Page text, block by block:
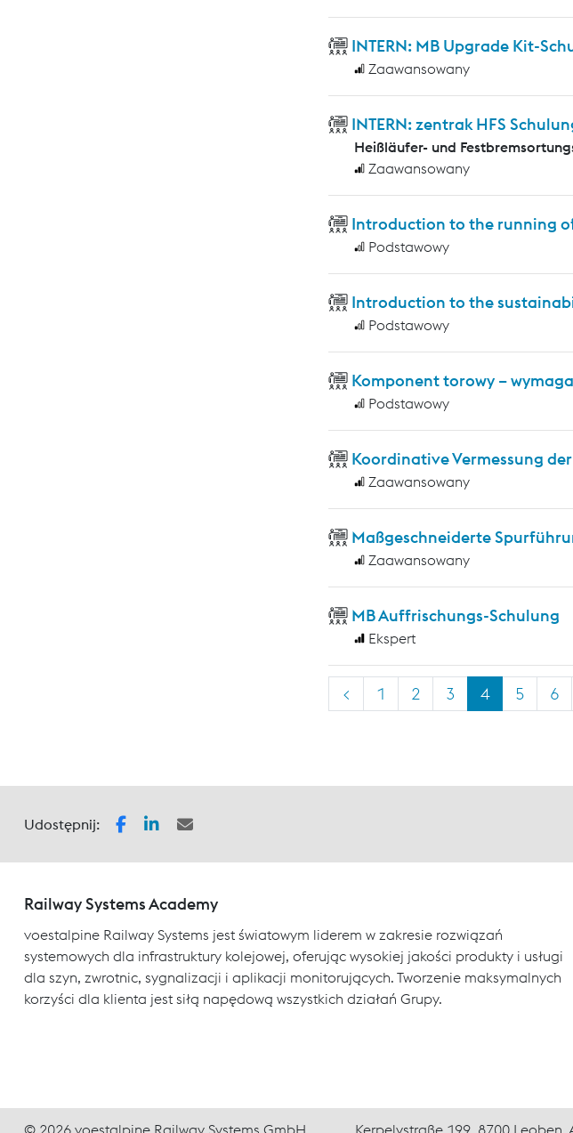
INTERN: MB Upgrade Kit-
Zaawansowany
INTERN: zentrak HFS
Heißläufer- und
Zaawansowany
Introduction to the running
Podstawowy
Introduction to the
Podstawowy
Komponent torowy –
Podstawowy
Koordinative Vermessung
Zaawansowany
Maßgeschneiderte
Zaawansowany
MB Auffrischungs-Schulung
Ekspert
< 1 2 3 4 5 6
Udostępnij:
Railway Systems Academy
voestalpine Railway Systems jest światowym liderem w zakresie rozwiązań
systemowych dla infrastruktury kolejowej, oferując wysokiej jakości produkty i usługi
dla szyn, zwrotnic, sygnalizacji i aplikacji monitorujących. Tworzenie maksymalnych
korzyści dla klienta jest siłą napędową wszystkich działań Grupy.
© 2026 voestalpine Railway Systems GmbH Kerpelystraße 199, 8700 Leoben,